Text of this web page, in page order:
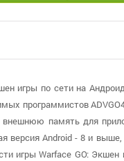
игры по сети на
программистов
память для
версия Android - 8 и
игры Warface GO: Экшен